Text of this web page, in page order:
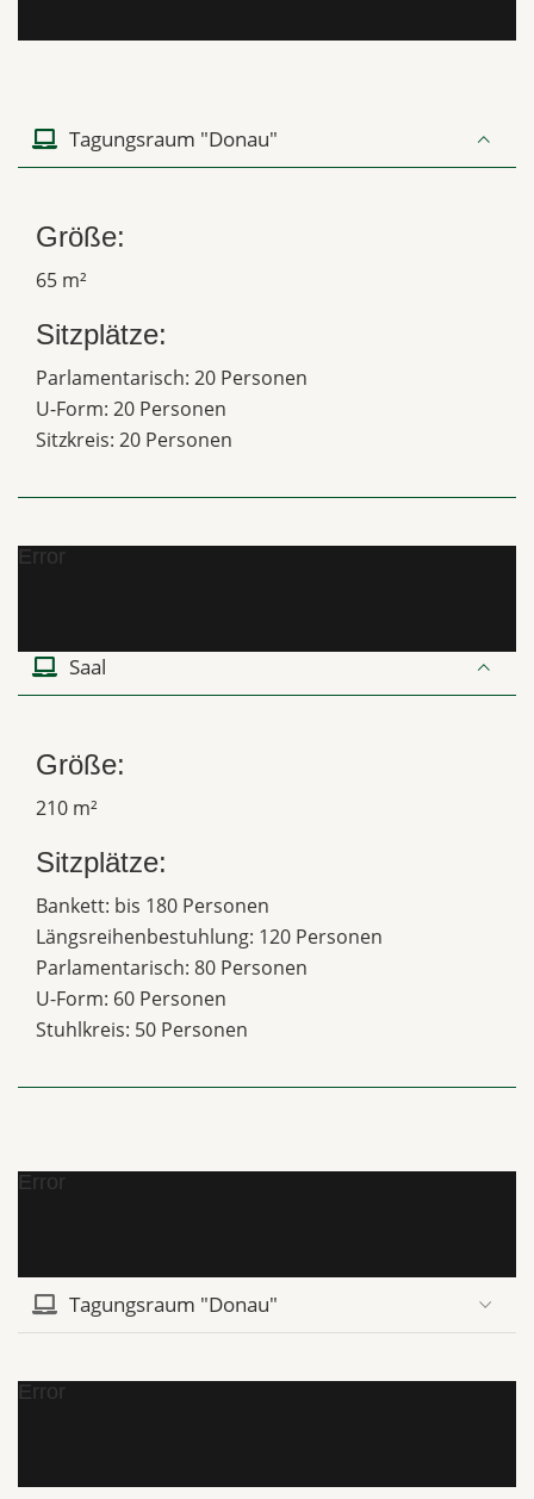
Tagungsraum "Donau"
Größe:
65 m²
Sitzplätze:
Parlamentarisch: 20 Personen
U-Form: 20 Personen
Sitzkreis: 20 Personen
Error
Saal
Größe:
210 m²
Sitzplätze:
Bankett: bis 180 Personen
Längsreihenbestuhlung: 120 Personen
Parlamentarisch: 80 Personen
U-Form: 60 Personen
Stuhlkreis: 50 Personen
Error
Tagungsraum "Donau"
Error